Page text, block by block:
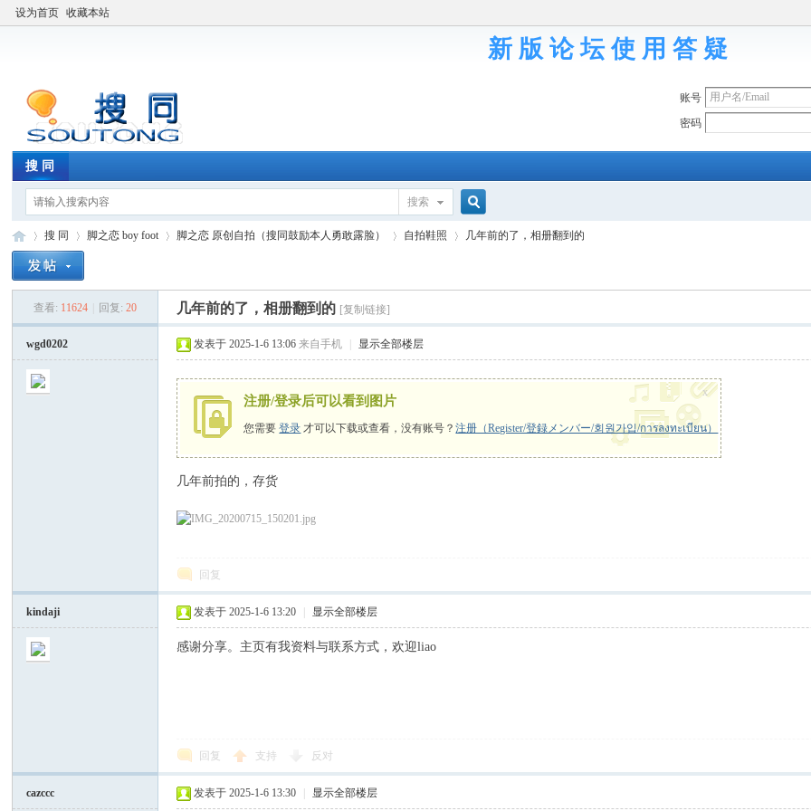
设为首页 收藏本站
新 版 论 坛 使 用 答 疑
账号
密码
搜 同
搜索
搜
搜 同
›
脚之恋 boy foot 脚之恋 原创自拍（搜同鼓励本人勇敢露脸）
›
自拍鞋照 几年前的了，相册翻到的
查看: 11624 回复: 20 几年前的了，相册翻到的 [复制链接]
wgd0202 发表于 2025-1-6 13:06 来自手机 显示全部楼层
注册/登录后可以看到图片
您需要登录 才可以下载或查看，没有账号？注册（Register/登録メンバー/회원가입/การลงทะเบียน）
x
几年前拍的，存货
回复
kindaji 发表于 2025-1-6 13:20 显示全部楼层
感谢分享。主页有我资料与联系方式，欢迎liao
回复 支持 反对
cazccc 发表于 2025-1-6 13:30 显示全部楼层